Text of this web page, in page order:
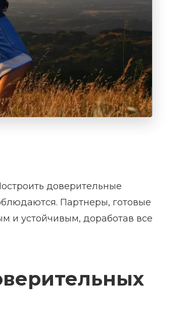
доверительные
Партнеры, готовые
и устойчивым, доработав все